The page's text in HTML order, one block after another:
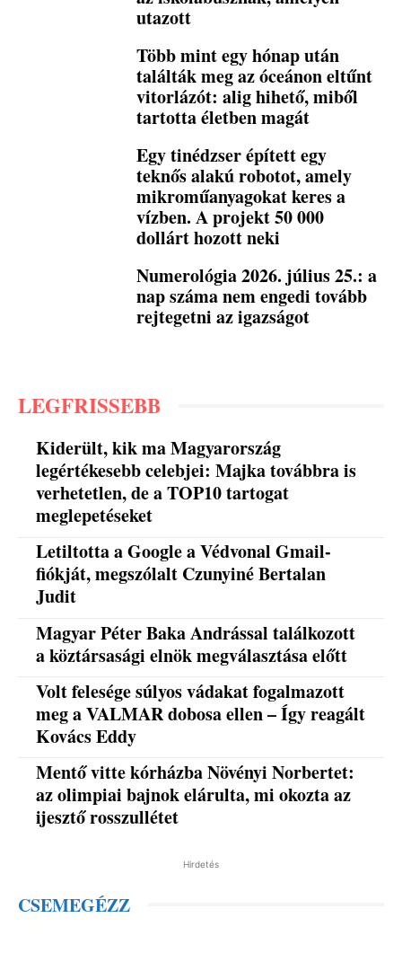
utazott
Több mint egy hónap után
találták meg az óceánon eltűnt
vitorlázót: alig hihető, miből
tartotta életben magát
Egy tinédzser épített egy
teknős alakú robotot, amely
mikroműanyagokat keres a
vízben. A projekt 50 000
dollárt hozott neki
Numerológia 2026. július 25.: a
nap száma nem engedi tovább
rejtegetni az igazságot
LEGFRISSEBB
Kiderült, kik ma Magyarország
legértékesebb celebjei: Majka továbbra is
verhetetlen, de a TOP10 tartogat
meglepetéseket
Letiltotta a Google a Védvonal Gmail-
fiókját, megszólalt Czunyiné Bertalan
Judit
Magyar Péter Baka Andrással találkozott
a köztársasági elnök megválasztása előtt
Volt felesége súlyos vádakat fogalmazott
meg a VALMAR dobosa ellen – Így reagált
Kovács Eddy
Mentő vitte kórházba Növényi Norbertet:
az olimpiai bajnok elárulta, mi okozta az
ijesztő rosszullétet
Hirdetés
CSEMEGÉZZ